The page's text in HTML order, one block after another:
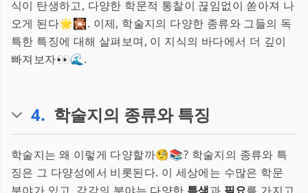
식이 탄생하고, 다양한 학문적 통찰이 끊임없이 쏟아져 나
오게 된다🌟🎇. 이제, 학술지의 다양한 종류와 그들의 독
특한 특징에 대해 살펴보며, 이 지식의 바다에서 더 깊이
빠져보자👀🌊.
4. 학술지의 종류와 특징
학술지는 왜 이렇게 다양할까🧐📚? 학술지의 종류와 특
징은 그 다양성에서 비롯된다. 이 세상에는 수많은 학문